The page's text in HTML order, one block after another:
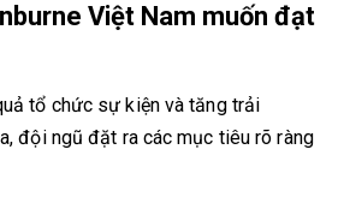
Việt Nam muốn đạt
tổ chức sự kiện và tăng trải
đội ngũ đặt ra các mục tiêu rõ ràng